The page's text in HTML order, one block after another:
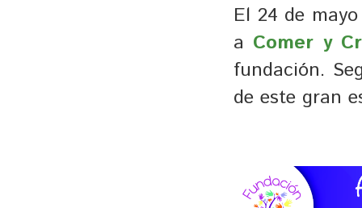
El 24 de
a Comer y
fundación.
de este gran